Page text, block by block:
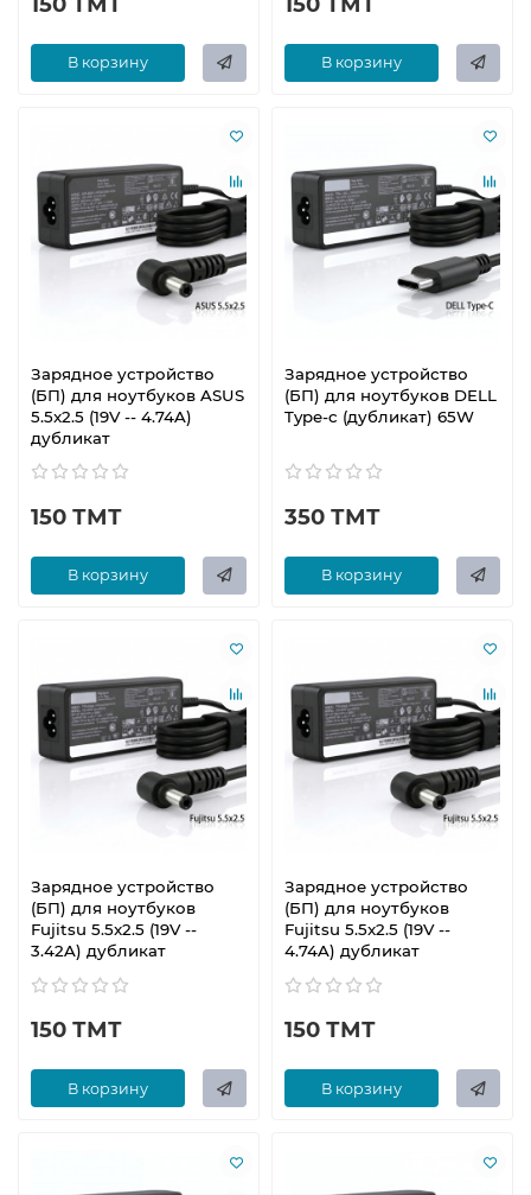
В корзину В корзину
Зарядное устройство
(БП) для ноутбуков ASUS
5.5x2.5 (19V -- 4.74A)
дубликат
150 ТМТ
В корзину
Зарядное устройство
(БП) для ноутбуков DELL
Type-c (дубликат) 65W
350 ТМТ
В корзину
Зарядное устройство
(БП) для ноутбуков
Fujitsu 5.5x2.5 (19V --
3.42A) дубликат
150 ТМТ
В корзину
Зарядное устройство
(БП) для ноутбуков
Fujitsu 5.5x2.5 (19V --
4.74A) дубликат
150 ТМТ
В корзину